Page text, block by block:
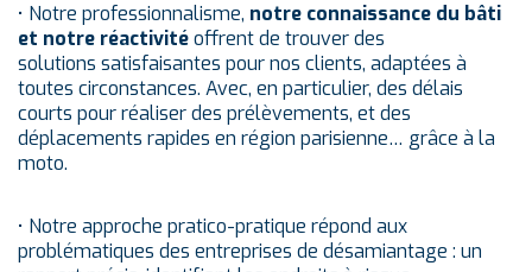
• Notre professionnalisme, notre connaissance du bâti
et notre réactivitéoffrent de trouver des
solutions satisfaisantes pour nos clients, adaptées à
toutes circonstances. Avec, en particulier, des délais
courts pour réaliser des prélèvements, et des
déplacements rapides en région parisienne… grâce à la
moto.
• Notre approche pratico-pratique répond aux
problématiques des entreprises de désamiantage : un